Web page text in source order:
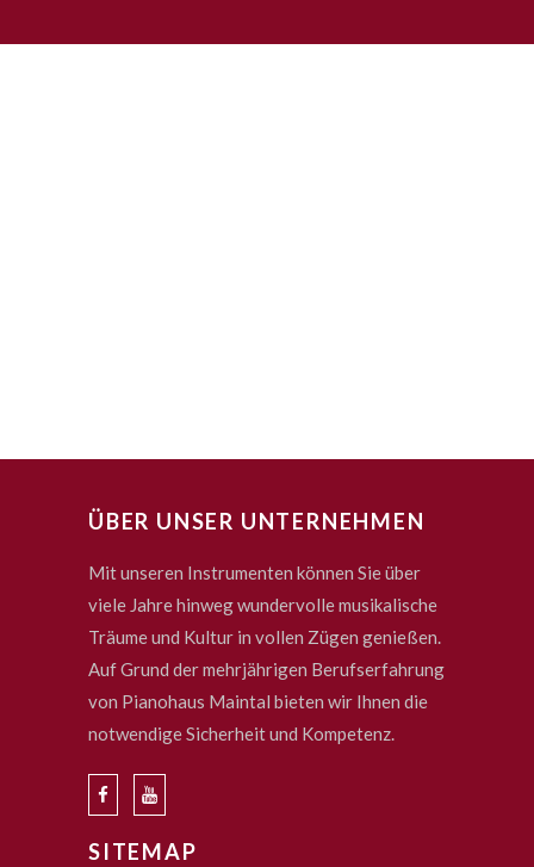
ÜBER UNSER UNTERNEHMEN
Mit unseren Instrumenten können Sie über
viele Jahre hinweg wundervolle musikalische
Träume und Kultur in vollen Zügen genießen.
Auf Grund der mehrjährigen Berufserfahrung
von Pianohaus Maintal bieten wir Ihnen die
notwendige Sicherheit und Kompetenz.
SITEMAP